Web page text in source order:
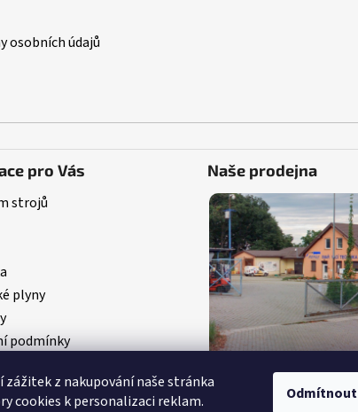
zážitek z nakupování naše stránka
cookies k personalizaci reklam.
Odmítnout
osobních údajů
pro Vás
strojů
plyny
podmínky
Naše prodejna